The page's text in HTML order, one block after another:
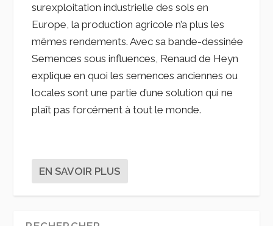
surexploitation industrielle des sols en
Europe, la production agricole n’a plus les
mêmes rendements. Avec sa bande-dessinée
Semences sous influences, Renaud de Heyn
explique en quoi les semences anciennes ou
locales sont une partie d’une solution qui ne
plaît pas forcément à tout le monde.
EN SAVOIR PLUS